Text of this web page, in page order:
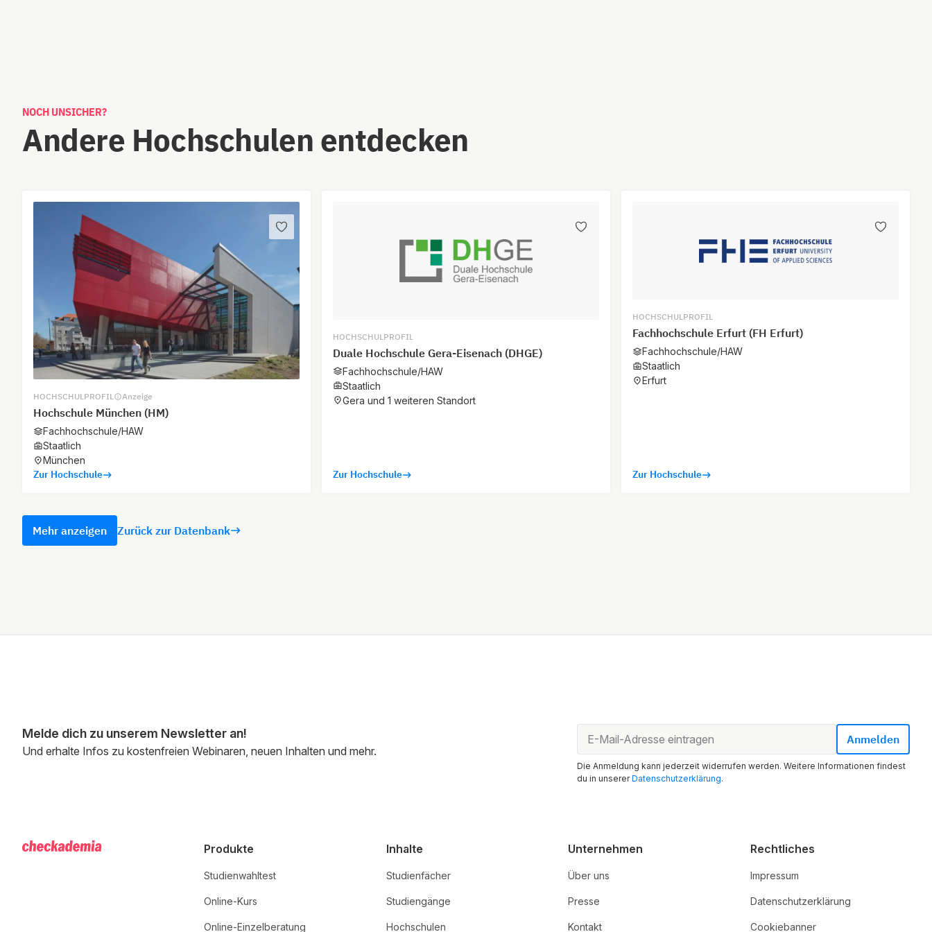
NOCH UNSICHER?
Andere Hochschulen entdecken
HOCHSCHULPROFIL Anzeige
Hochschule München (HM)
Fachhochschule/HAW
Staatlich
München
Zur Hochschule
HOCHSCHULPROFIL
Duale Hochschule Gera-Eisenach (DHGE)
Fachhochschule/HAW
Staatlich
Gera und 1 weiteren Standort
Zur Hochschule
HOCHSCHULPROFIL
Fachhochschule Erfurt (FH Erfurt)
Fachhochschule/HAW
Staatlich
Erfurt
Zur Hochschule
Mehr anzeigen Zurück zur Datenbank
Melde dich zu unserem Newsletter an!
Und erhalte Infos zu kostenfreien Webinaren, neuen Inhalten und mehr.
Die Anmeldung kann jederzeit widerrufen werden. Weitere Informationen findest
du in unsererDatenschutzerklärung.
Produkte
Studienwahltest
Online-Kurs
Online-Einzelberatung
Inhalte
Studienfächer
Studiengänge
Hochschulen
Unternehmen
Über uns
Presse
Kontakt
Rechtliches
Impressum
Datenschutzerklärung
Cookiebanner